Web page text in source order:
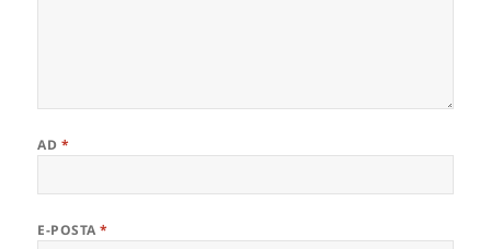
AD *
E-POSTA*